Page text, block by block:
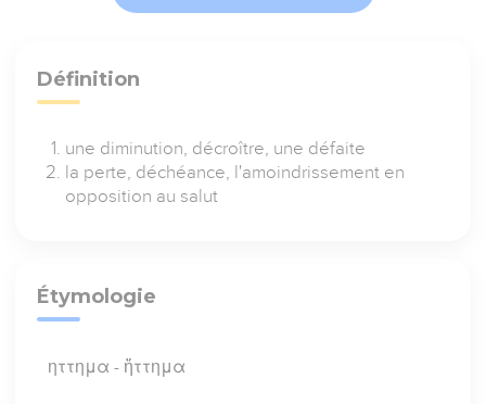
Définition
une diminution, décroître, une défaite
la perte, déchéance, l'amoindrissement en
opposition au salut
Étymologie
ηττημα - ἥττημα